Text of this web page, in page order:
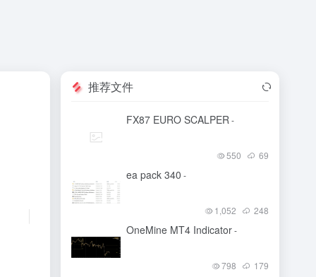
推荐文件
FX87 EURO SCALPER-
550 69
ea pack 340 -
1,052 248
OneMine MT4 Indicator-
798 179